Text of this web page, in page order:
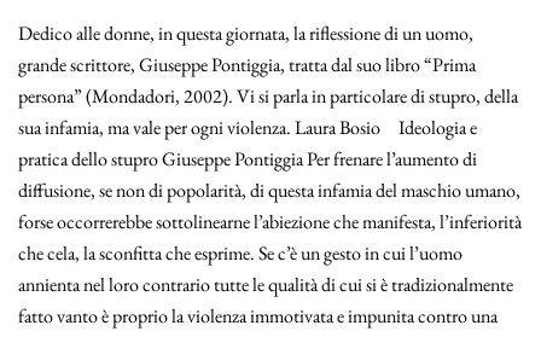
Dedico alle donne, in questa giornata, la riflessione di un uomo,
grande scrittore, Giuseppe Pontiggia, tratta dal suo libro “Prima
persona” (Mondadori, 2002). Vi si parla in particolare di stupro, della
sua infamia, ma vale per ogni violenza. Laura Bosio Ideologia e
pratica dello stupro Giuseppe Pontiggia Per frenare l’aumento di
diffusione, se non di popolarità, di questa infamia del maschio umano,
forse occorrerebbe sottolinearne l’abiezione che manifesta, l’inferiorità
che cela, la sconfitta che esprime. Se c’è un gesto in cui l’uomo
annienta nel loro contrario tutte le qualità di cui si è tradizionalmente
fatto vanto è proprio la violenza immotivata e impunita contro una